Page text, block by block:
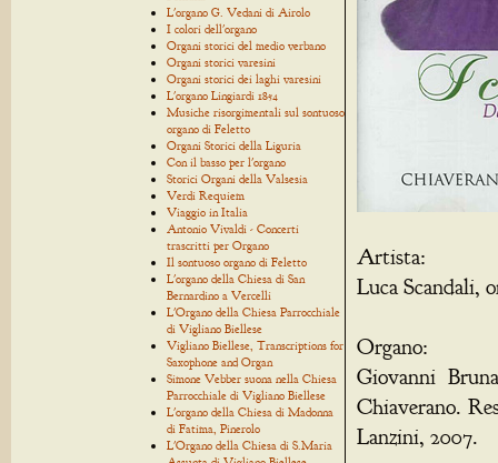
L'organo G. Vedani di Airolo
I colori dell'organo
Organi storici del medio verbano
Organi storici varesini
Organi storici dei laghi varesini
L'organo Lingiardi 1854
Musiche risorgimentali sul sontuoso
organo di Feletto
Organi Storici della Liguria
Con il basso per l'organo
Storici Organi della Valsesia
Verdi Requiem
Viaggio in Italia
Antonio Vivaldi - Concerti
trascritti per Organo
Il sontuoso organo di Feletto
L'organo della Chiesa di San
Bernardino a Vercelli
L'Organo della Chiesa Parrocchiale
di Vigliano Biellese
Vigliano Biellese, Transcriptions for
Saxophone and Organ
Simone Vebber suona nella Chiesa
Parrocchiale di Vigliano Biellese
L'organo della Chiesa di Madonna
di Fatima, Pinerolo
L'Organo della Chiesa di S.Maria
Artista:
Luca Scandali,
Organo:
Giovanni
Chiaverano.
Lanzini, 2007.